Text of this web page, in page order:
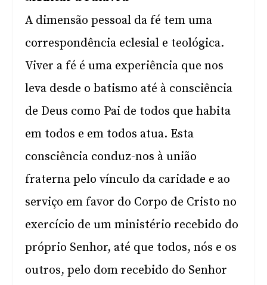
A dimensão pessoal da fé tem uma
correspondência eclesial e teológica.
Viver a fé é uma experiência que nos
leva desde o batismo até à consciência
de Deus como Pai de todos que habita
em todos e em todos atua. Esta
consciência conduz-nos à união
fraterna pelo vínculo da caridade e ao
serviço em favor do Corpo de Cristo no
exercício de um ministério recebido do
próprio Senhor, até que todos, nós e os
outros, pelo dom recebido do Senhor